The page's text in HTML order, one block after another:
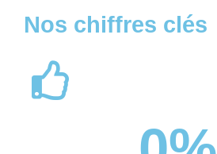
Nos chiffres clés